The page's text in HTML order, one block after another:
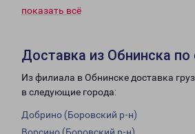
показать всё
Доставка из Обнинска по
Из филиала в Обнинске доставка
в следующие города:
Добрино (Боровский р-н)